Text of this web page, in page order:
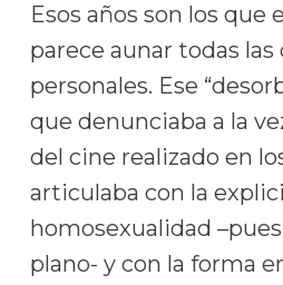
Esos años son los que
parece aunar todas
personales. Ese
que denunciaba a la
del cine realizado en
articulaba con la
homosexualidad
plano- y con la forma